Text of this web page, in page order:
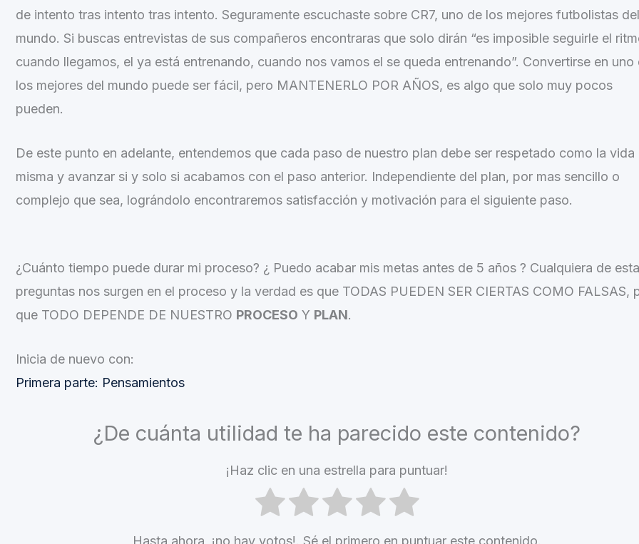
de intento tras intento tras intento. Seguramente escuchaste sobre CR7, uno de los mejores futbolistas del
mundo. Si buscas entrevistas de sus compañeros encontraras que solo dirán “es imposible seguirle el
cuando llegamos, el ya está entrenando, cuando nos vamos el se queda entrenando”. Convertirse en uno
los mejores del mundo puede ser fácil, pero MANTENERLO POR AÑOS, es algo que solo muy pocos
pueden.
De este punto en adelante, entendemos que cada paso de nuestro plan debe ser respetado como la vida
misma y avanzar si y solo si acabamos con el paso anterior. Independiente del plan, por mas sencillo o
complejo que sea, lográndolo encontraremos satisfacción y motivación para el siguiente paso.
¿Cuánto tiempo puede durar mi proceso? ¿ Puedo acabar mis metas antes de 5 años ? Cualquiera de
preguntas nos surgen en el proceso y la verdad es que TODAS PUEDEN SER CIERTAS COMO FALSAS,
que TODO DEPENDE DE NUESTRO PROCESO Y PLAN.
Inicia de nuevo con:
Primera parte: Pensamientos
¿De cuánta utilidad te ha parecido este contenido?
¡Haz clic en una estrella para puntuar!
Hasta ahora, ¡no hay votos!. Sé el primero en puntuar este contenido.